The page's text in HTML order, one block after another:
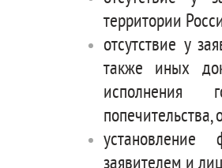
территории
отсутствие у
также иных
исполнения
попечительства,
установление